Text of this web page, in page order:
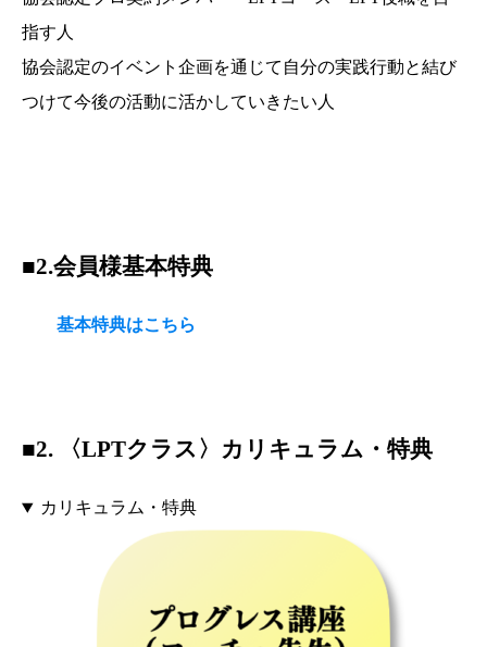
指す人
協会認定のイベント企画を通じて自分の実践行動と結び
つけて今後の活動に活かしていきたい人
■2.会員様基本特典
基本特典はこちら
■2. 〈LPTクラス〉カリキュラム・特典
カリキュラム・特典